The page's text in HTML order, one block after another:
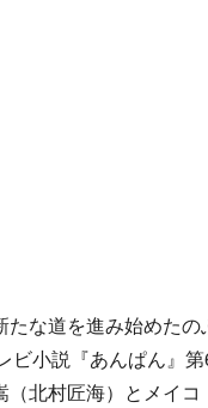
な道を進み始めたの
ビ小説『あんぱん』
（北村匠海）とメイ